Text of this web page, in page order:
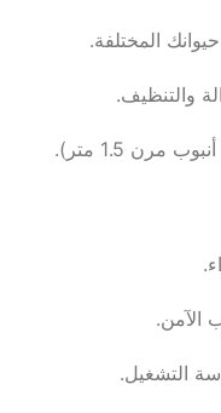
المختلفة.
التشغيل.